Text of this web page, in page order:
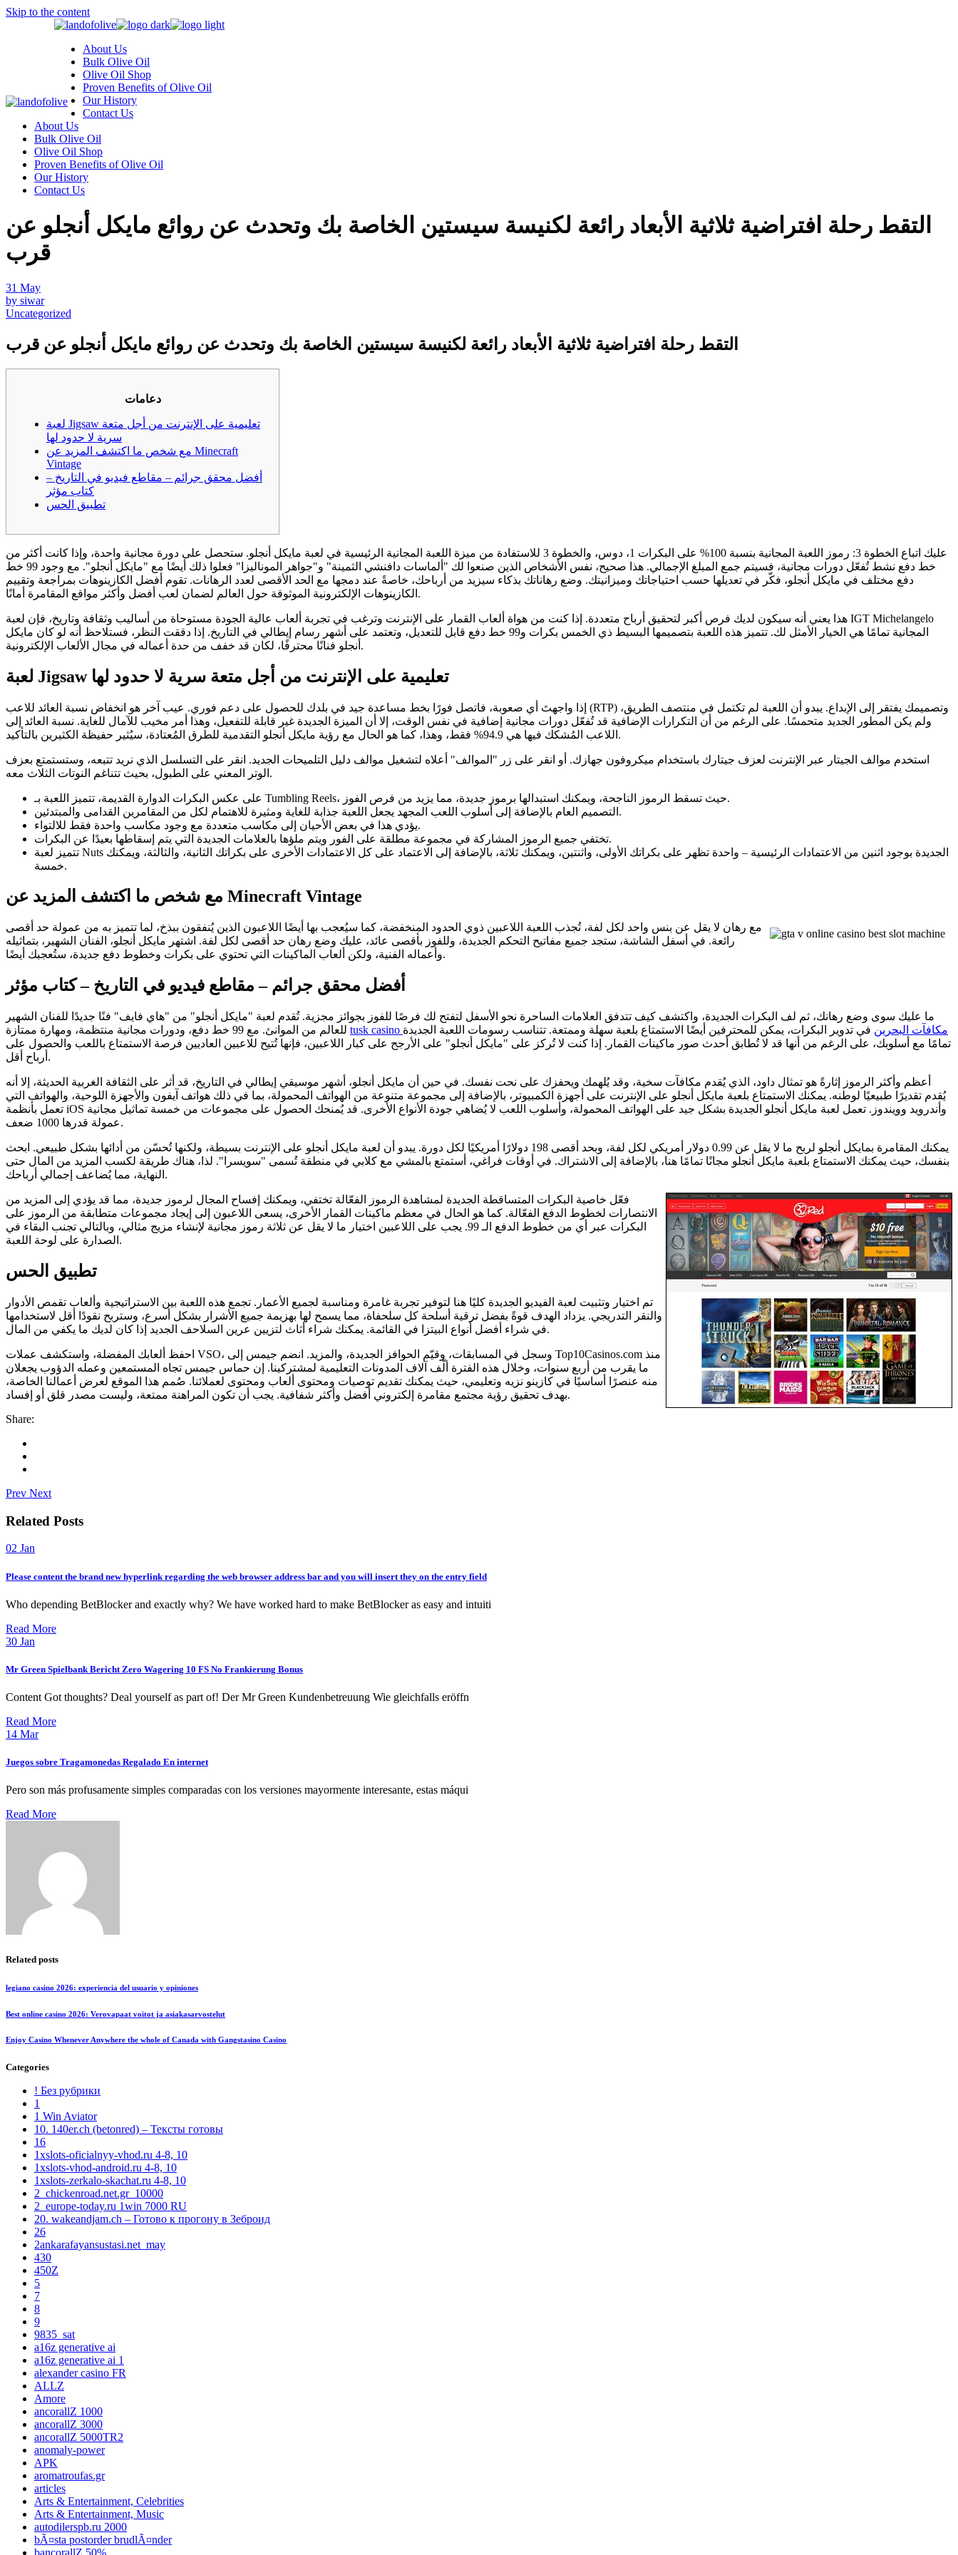
Skip to the content
About Us
Bulk Olive Oil
Olive Oil Shop
Proven Benefits of Olive Oil
Our History
Contact Us
About Us
Bulk Olive Oil
Olive Oil Shop
Proven Benefits of Olive Oil
Our History
Contact Us
التقط رحلة افتراضية ثلاثية الأبعاد رائعة لكنيسة سيستين الخاصة بك وتحدث عن روائع مايكل أنجلو عن
قرب
31 May
by siwar
Uncategorized
التقط رحلة افتراضية ثلاثية الأبعاد رائعة لكنيسة سيستين الخاصة بك وتحدث عن روائع مايكل أنجلو عن قرب
دعامات
لعبة Jigsaw تعليمية على الإنترنت من أجل متعة
سرية لا حدود لها
مع شخص ما اكتشف المزيد عن Minecraft
Vintage
أفضل محقق جرائم – مقاطع فيديو في التاريخ –
كتاب مؤثر
تطبيق الحس
عليك اتباع الخطوة 3: رموز اللعبة المجانية بنسبة 100% على البكرات 1، دوس، والخطوة 3 للاستفادة من ميزة اللعبة المجانية الرئيسية في لعبة مايكل أنجلو. ستحصل على دورة مجانية واحدة، وإذا كانت أكثر من
خط دفع نشط تُفعّل دورات مجانية، فسيتم جمع المبلغ الإجمالي. هذا صحيح، نفس الأشخاص الذين صنعوا لك "ألماسات دافنشي الثمينة" و"جواهر الموناليزا" فعلوا ذلك أيضًا مع "مايكل أنجلو". مع وجود 99 خط
دفع مختلف في مايكل أنجلو، فكّر في تعديلها حسب احتياجاتك وميزانيتك. وضع رهاناتك بذكاء سيزيد من أرباحك، خاصةً عند دمجها مع الحد الأقصى لعدد الرهانات. تقوم أفضل الكازينوهات بمراجعة وتقييم
الكازينوهات الإلكترونية الموثوقة حول العالم لضمان لعب أفضل وأكثر مواقع المقامرة أمانًا.
هذا يعني أنه سيكون لديك فرص أكبر لتحقيق أرباح متعددة. إذا كنت من هواة ألعاب القمار على الإنترنت وترغب في تجربة ألعاب عالية الجودة مستوحاة من أساليب وثقافة وتاريخ، فإن لعبة IGT Michelangelo
المجانية تمامًا هي الخيار الأمثل لك. تتميز هذه اللعبة بتصميمها البسيط ذي الخمس بكرات و99 خط دفع قابل للتعديل، وتعتمد على أشهر رسام إيطالي في التاريخ. إذا دققت النظر، فستلاحظ أنه لو كان مايكل
أنجلو فنانًا محترفًا، لكان قد خفف من حدة أعماله في مجال الألعاب الإلكترونية.
لعبة Jigsaw تعليمية على الإنترنت من أجل متعة سرية لا حدود لها
إذا واجهتَ أي صعوبة، فاتصل فورًا بخط مساعدة جيد في بلدك للحصول على دعم فوري. عيب آخر هو انخفاض نسبة العائد للاعب (RTP) وتصميمك يفتقر إلى الإبداع. يبدو أن اللعبة لم تكتمل في منتصف الطريق،
ولم يكن المطور الجديد متحمسًا. على الرغم من أن التكرارات الإضافية قد تُفعّل دورات مجانية إضافية في نفس الوقت، إلا أن الميزة الجديدة غير قابلة للتفعيل، وهذا أمر مخيب للآمال للغاية. نسبة العائد إلى
اللاعب المُشكك فيها هي 94.9% فقط، وهذا، كما هو الحال مع رؤية مايكل أنجلو التقدمية للطرق المُعتادة، سيُثير حفيظة الكثيرين بالتأكيد.
استخدم موالف الجيتار عبر الإنترنت لعزف جيتارك باستخدام ميكروفون جهازك. أو انقر على زر "الموالف" أعلاه لتشغيل موالف دليل التلميحات الجديد. انقر على التسلسل الذي نريد تتبعه، وستستمتع بعزف
الوتر المعني على الطبول، بحيث تتناغم النوتات الثلاث معه.
على عكس البكرات الدوارة القديمة، تتميز اللعبة بـ Tumbling Reels، حيث تسقط الرموز الناجحة، ويمكنك استبدالها برموز جديدة، مما يزيد من فرص الفوز.
التصميم العام بالإضافة إلى أسلوب اللعب المجهد يجعل اللعبة جذابة للغاية ومثيرة للاهتمام لكل من المقامرين القدامى والمبتدئين.
يؤدي هذا في بعض الأحيان إلى مكاسب متعددة مع وجود مكاسب واحدة فقط للالتواء.
تختفي جميع الرموز المشاركة في مجموعة مطلقة على الفور ويتم ملؤها بالعلامات الجديدة التي يتم إسقاطها بعيدًا عن البكرات.
تتميز لعبة Nuts الجديدة بوجود اثنين من الاعتمادات الرئيسية – واحدة تظهر على بكراتك الأولى، واثنتين، ويمكنك ثلاثة، بالإضافة إلى الاعتماد على كل الاعتمادات الأخرى على بكراتك الثانية، والثالثة، ويمكنك
خمسة.
مع شخص ما اكتشف المزيد عن Minecraft Vintage
مع رهان لا يقل عن بنس واحد لكل لفة، تُجذب اللعبة اللاعبين ذوي الحدود المنخفضة، كما سيُعجب بها أيضًا اللاعبون الذين يُنفقون ببذخ، لما تتميز به من عمولة حد أقصى
رائعة. في أسفل الشاشة، ستجد جميع مفاتيح التحكم الجديدة، وللفوز بأقصى عائد، عليك وضع رهان حد أقصى لكل لفة. اشتهر مايكل أنجلو، الفنان الشهير، بتماثيله
وأعماله الفنية، ولكن ألعاب الماكينات التي تحتوي على بكرات وخطوط دفع جديدة، ستُعجبك أيضًا.
أفضل محقق جرائم – مقاطع فيديو في التاريخ – كتاب مؤثر
ما عليك سوى وضع رهانك، ثم لف البكرات الجديدة، واكتشف كيف تتدفق العلامات الساحرة نحو الأسفل لتفتح لك فرصًا للفوز بجوائز مجزية. تُقدم لعبة "مايكل أنجلو" من "هاي فايف" فنًا جديدًا للفنان الشهير
tusk casino مكافآت البحرين في تدوير البكرات، يمكن للمحترفين أيضًا الاستمتاع بلعبة سهلة وممتعة. تتناسب رسومات اللعبة الجديدة
تمامًا مع أسلوبك، على الرغم من أنها قد لا تُطابق أحدث صور ماكينات القمار. إذا كنت لا تُركز على "مايكل أنجلو" على الأرجح على كبار اللاعبين، فإنها تُتيح للاعبين العاديين فرصة الاستمتاع باللعب والحصول على
أرباح أقل.
أعظم وأكثر الرموز إثارةً هو تمثال داود، الذي يُقدم مكافآت سخية، وقد يُلهمك ويحفزك على نحت نفسك. في حين أن مايكل أنجلو، أشهر موسيقي إيطالي في التاريخ، قد أثر على الثقافة الغربية الحديثة، إلا أنه
يُقدم تقديرًا طبيعيًا لوطنه. يمكنك الاستمتاع بلعبة مايكل أنجلو على الإنترنت على أجهزة الكمبيوتر، بالإضافة إلى مجموعة متنوعة من الهواتف المحمولة، بما في ذلك هواتف آيفون والأجهزة اللوحية، والهواتف التي
تعمل بأنظمة iOS وأندرويد وويندوز. تعمل لعبة مايكل أنجلو الجديدة بشكل جيد على الهواتف المحمولة، وأسلوب اللعب لا يُضاهي جودة الأنواع الأخرى. قد يُمنحك الحصول على مجموعات من خمسة تماثيل مجانية
عمولة قدرها 1000 ضعف.
يمكنك المقامرة بمايكل أنجلو لربح ما لا يقل عن 0.99 دولار أمريكي لكل لفة، وبحد أقصى 198 دولارًا أمريكيًا لكل دورة. يبدو أن لعبة مايكل أنجلو على الإنترنت بسيطة، ولكنها تُحسّن من أدائها بشكل طبيعي. ابحث
بنفسك، حيث يمكنك الاستمتاع بلعبة مايكل أنجلو مجانًا تمامًا هنا، بالإضافة إلى الاشتراك. في أوقات فراغي، أستمتع بالمشي مع كلابي في منطقة تُسمى "سويسرا". لذا، هناك طريقة لكسب المزيد من المال حتى
النهاية، مما يُضاعف إجمالي أرباحك.
فعّل خاصية البكرات المتساقطة الجديدة لمشاهدة الرموز الفعّالة تختفي، ويمكنك إفساح المجال لرموز جديدة، مما قد يؤدي إلى المزيد من
الانتصارات لخطوط الدفع الفعّالة. كما هو الحال في معظم ماكينات القمار الأخرى، يسعى اللاعبون إلى إيجاد مجموعات متطابقة من الرموز على
البكرات عبر أي من خطوط الدفع الـ 99. يجب على اللاعبين اختيار ما لا يقل عن ثلاثة رموز مجانية لإنشاء مزيج مثالي، وبالتالي تجنب البقاء في
الصدارة على لوحة اللعبة.
تطبيق الحس
تم اختيار وتثبيت لعبة الفيديو الجديدة كليًا هنا لتوفير تجربة غامرة ومناسبة لجميع الأعمار. تجمع هذه اللعبة بين الاستراتيجية وألعاب تقمص الأدوار
والنقر التدريجي. يزداد الهدف قوةً بفضل ترقية أسلحة كل سلحفاة، مما يسمح لها بهزيمة جميع الأشرار بشكل أسرع، وستربح نقودًا أقل لاستخدامها
في شراء أفضل أنواع البيتزا في القائمة. يمكنك شراء أثاث لتزيين عرين السلاحف الجديد إذا كان لديك ما يكفي من المال.
احفظ ألعابك المفضلة، واستكشف عملات VSO، وسجل في المسابقات، وقيّم الحوافز الجديدة، والمزيد. انضم جيمس إلى Top10Casinos.com منذ
ما يقرب من أربع سنوات، وخلال هذه الفترة ألّف آلاف المدونات التعليمية لمشتركينا. إن حماس جيمس تجاه المستمعين وعمله الدؤوب يجعلان
منه عنصرًا أساسيًا في كازينو نزيه وتعليمي، حيث يمكنك تقديم توصيات ومحتوى ألعاب ومحتوى لعملائنا. صُمم هذا الموقع لعرض أعمالنا الخاصة،
بهدف تحقيق رؤية مجتمع مقامرة إلكتروني أفضل وأكثر شفافية. يجب أن تكون المراهنة ممتعة، وليست مصدر قلق أو إفساد.
Share:
Prev Next
Related Posts
02 Jan
Please content the brand new hyperlink regarding the web browser address bar and you will insert they on the entry field
Who depending BetBlocker and exactly why? We have worked hard to make BetBlocker as easy and intuiti
Read More
30 Jan
Mr Green Spielbank Bericht Zero Wagering 10 FS No Frankierung Bonus
Content Got thoughts? Deal yourself as part of! Der Mr Green Kundenbetreuung Wie gleichfalls eröffn
Read More
14 Mar
Juegos sobre Tragamonedas Regalado En internet
Pero son más profusamente simples comparadas con los versiones mayormente interesante, estas máqui
Read More
Related posts
legiano casino 2026: experiencia del usuario y opiniones
Best online casino 2026: Verovapaat voitot ja asiakasarvostelut
Enjoy Casino Whenever Anywhere the whole of Canada with Gangstasino Casino
Categories
! Без рубрики
1
1 Win Aviator
10. 140er.ch (betonred) – Тексты готовы
16
1xslots-oficialnyy-vhod.ru 4-8, 10
1xslots-vhod-android.ru 4-8, 10
1xslots-zerkalo-skachat.ru 4-8, 10
2_chickenroad.net.gr_10000
2_europe-today.ru 1win 7000 RU
20. wakeandjam.ch – Готово к прогону в Зеброид
26
2ankarafayansustasi.net_may
430
450Z
5
7
8
9
9835_sat
a16z generative ai
a16z generative ai 1
alexander casino FR
ALLZ
Amore
ancorallZ 1000
ancorallZ 3000
ancorallZ 5000TR2
anomaly-power
APK
aromatroufas.gr
articles
Arts & Entertainment, Celebrities
Arts & Entertainment, Music
autodilerspb.ru 2000
bÃ¤sta postorder brudlÃ¤nder